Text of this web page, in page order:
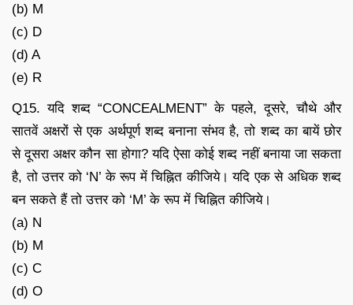
(b) M
(c) D
(d) A
(e) R
Q15. यदि शब्द “CONCEALMENT” के पहले, दूसरे, चौथे और
सातवें अक्षरों से एक अर्थपूर्ण शब्द बनाना संभव है, तो शब्द का बायें छोर
से दूसरा अक्षर कौन सा होगा? यदि ऐसा कोई शब्द नहीं बनाया जा सकता
है, तो उत्तर को ‘N’ के रूप में चिह्नित कीजिये। यदि एक से अधिक शब्द
बन सकते हैं तो उत्तर को ‘M’ के रूप में चिह्नित कीजिये।
(a) N
(b) M
(c) C
(d) O